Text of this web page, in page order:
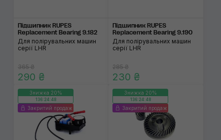
Підшипник RUPES
Replacement Bearing 9.182
Для полірувальних машин
серії LHR
365 ₴
290 ₴
Підшипник RUPES
Replacement Bearing 9.190
Для полірувальних машин
серії LHR
285 ₴
230 ₴
Знижка 20%
136:24:48
Закритий продаж
Знижка 20%
136:24:48
Закритий продаж